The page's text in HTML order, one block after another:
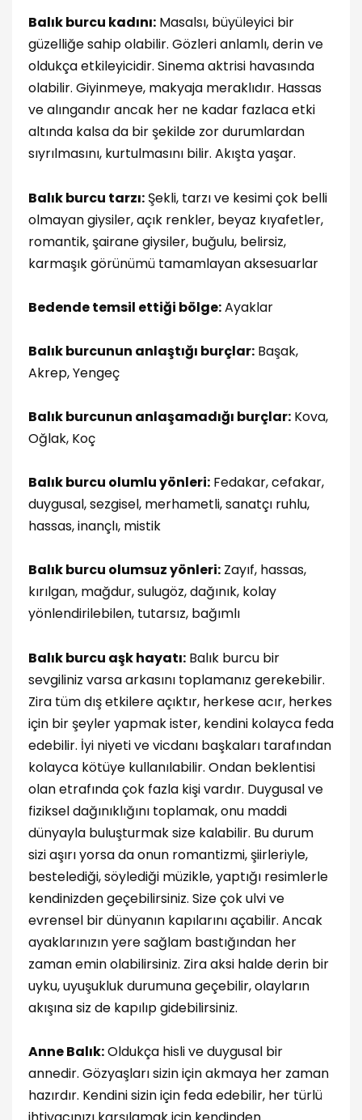
Balık burcu kadını: Masalsı, büyüleyici bir
güzelliğe sahip olabilir. Gözleri anlamlı, derin ve
oldukça etkileyicidir. Sinema aktrisi havasında
olabilir. Giyinmeye, makyaja meraklıdır. Hassas
ve alıngandır ancak her ne kadar fazlaca etki
altında kalsa da bir şekilde zor durumlardan
sıyrılmasını, kurtulmasını bilir. Akışta yaşar.
Balık burcu tarzı: Şekli, tarzı ve kesimi çok belli
olmayan giysiler, açık renkler, beyaz kıyafetler,
romantik, şairane giysiler, buğulu, belirsiz,
karmaşık görünümü tamamlayan aksesuarlar
Bedende temsil ettiği bölge:Ayaklar
Balık burcunun anlaştığı burçlar: Başak,
Akrep, Yengeç
Balık burcunun anlaşamadığı burçlar: Kova,
Oğlak, Koç
Balık burcu olumlu yönleri: Fedakar, cefakar,
duygusal, sezgisel, merhametli, sanatçı ruhlu,
hassas, inançlı, mistik
Balık burcu olumsuz yönleri: Zayıf, hassas,
kırılgan, mağdur, sulugöz, dağınık, kolay
yönlendirilebilen, tutarsız, bağımlı
Balık burcu aşk hayatı: Balık burcu bir
sevgiliniz varsa arkasını toplamanız gerekebilir.
Zira tüm dış etkilere açıktır, herkese acır, herkes
için bir şeyler yapmak ister, kendini kolayca feda
edebilir. İyi niyeti ve vicdanı başkaları tarafından
kolayca kötüye kullanılabilir. Ondan beklentisi
olan etrafında çok fazla kişi vardır. Duygusal ve
fiziksel dağınıklığını toplamak, onu maddi
dünyayla buluşturmak size kalabilir. Bu durum
sizi aşırı yorsa da onun romantizmi, şiirleriyle,
bestelediği, söylediği müzikle, yaptığı resimlerle
kendinizden geçebilirsiniz. Size çok ulvi ve
evrensel bir dünyanın kapılarını açabilir. Ancak
ayaklarınızın yere sağlam bastığından her
zaman emin olabilirsiniz. Zira aksi halde derin bir
uyku, uyuşukluk durumuna geçebilir, olayların
akışına siz de kapılıp gidebilirsiniz.
Anne Balık:Oldukça hisli ve duygusal bir
annedir. Gözyaşları sizin için akmaya her zaman
hazırdır. Kendini sizin için feda edebilir, her türlü